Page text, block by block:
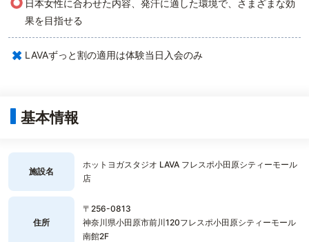
日本女性に合わせた内容、発汗に適した環境で、さまざまな効
果を目指せる
× LAVAずっと割の適用は体験当日入会のみ
基本情報
施設名
ホットヨガスタジオ LAVA フレスポ小田原シティーモール
店
住所
〒256-0813
神奈川県小田原市前川120フレスポ小田原シティーモール
南館2F